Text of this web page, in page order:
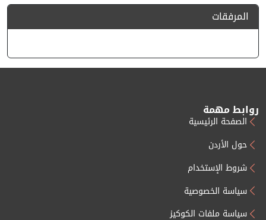
المرفقات
روابط مهمة
الصفحة الرئيسية
حول الأردن
شروط الإستخدام
سياسة الخصوصية
سياسة ملفات الكوكيز